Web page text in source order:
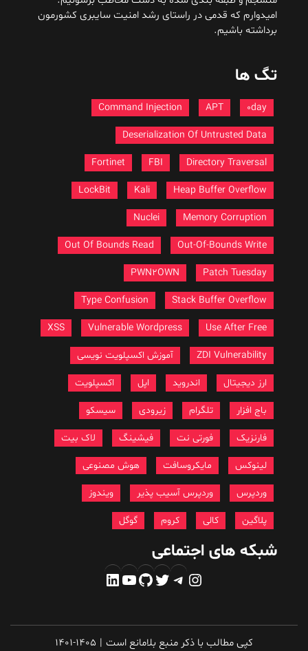
امیدوارم که قدمی در راستای رشد امنیت سایبری کشورمون
برداشته باشیم.
تگ ها
APT
Command Injection
Deserialization Of Untrusted Data
Directory Traversal
FBI
Fortinet
Heap Buffer Overflow
Kali
LockBit
Memory Corruption
Nuclei
Out-Of-Bounds Write
Out Of Bounds Read
Patch Tuesday
PWN2OWN
Stack Buffer Overflow
Type Confusion
Use After Free
Vulnerable Wordpress
XSS
ZDI Vulnerability آموزش اکسپلویت نویسی
ارز دیجیتال اندروید اپل اکسپلویت
باج افزار تلگرام زیرودی سیسکو
فارنزیک فورتی نت فیشینگ لاک بیت
لینوکس مایکروسافت هوش مصنوعی
وردپرس وردپرس آسیب پذیر ویندوز
کالی کروم گوگل
شبکه های اجتماعی
اینستاگرم
تلگرام
توییتر
گیت‌هاب
یوتیوب
لینکداین
کپی مطالب با ذکر منبع بلامانع است |
1401-1405